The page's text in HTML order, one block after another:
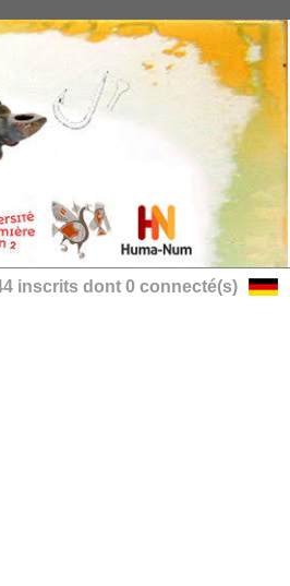
inscrits dont 0 connecté(s)